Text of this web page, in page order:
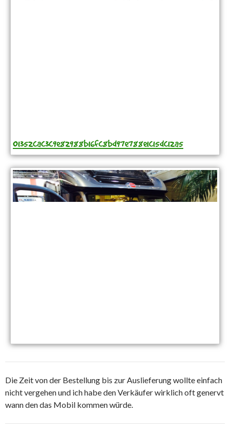
01352cac3c9e82988b16fc8bd97e788e1c15dc12a5
Die Zeit von der Bestellung bis zur Auslieferung wollte einfach
nicht vergehen und ich habe den Verkäufer wirklich oft genervt
wann den das Mobil kommen würde.